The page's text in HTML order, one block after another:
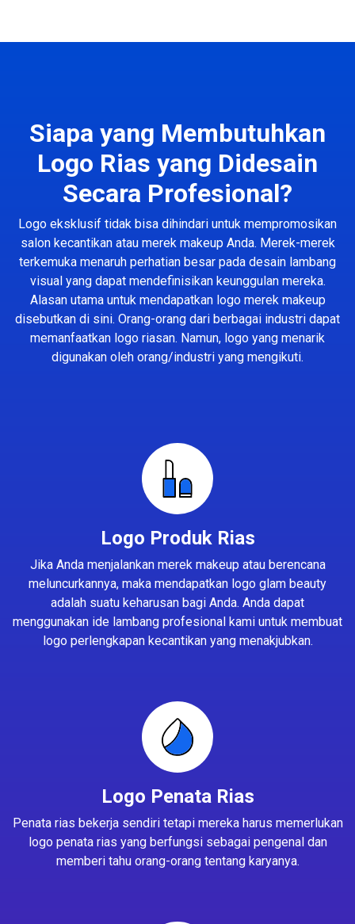
Siapa yang Membutuhkan
Logo Rias yang Didesain
Secara Profesional?
Logo eksklusif tidak bisa dihindari untuk mempromosikan
salon kecantikan atau merek makeup Anda. Merek-merek
terkemuka menaruh perhatian besar pada desain lambang
visual yang dapat mendefinisikan keunggulan mereka.
Alasan utama untuk mendapatkan logo merek makeup
disebutkan di sini. Orang-orang dari berbagai industri dapat
memanfaatkan logo riasan. Namun, logo yang menarik
digunakan oleh orang/industri yang mengikuti.
Logo Produk Rias
Jika Anda menjalankan merek makeup atau berencana
meluncurkannya, maka mendapatkan logo glam beauty
adalah suatu keharusan bagi Anda. Anda dapat
menggunakan ide lambang profesional kami untuk membuat
logo perlengkapan kecantikan yang menakjubkan.
Logo Penata Rias
Penata rias bekerja sendiri tetapi mereka harus memerlukan
logo penata rias yang berfungsi sebagai pengenal dan
memberi tahu orang-orang tentang karyanya.